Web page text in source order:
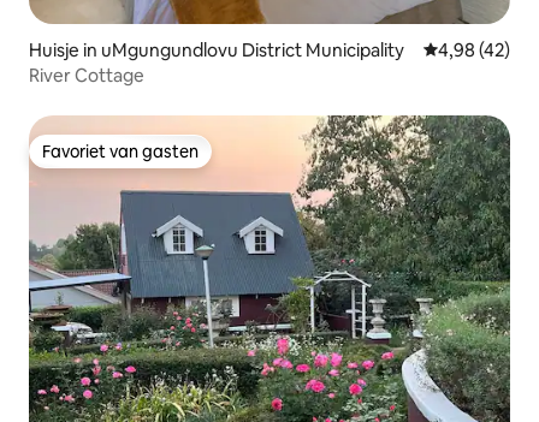
Huisje in uMgungundlovu District Municipality Gemiddelde
4,98 (42)
River Cottage
Favoriet van gasten
Favoriet van gasten